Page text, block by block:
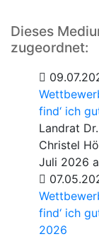
Dieses
zugeordnet:
find‘ ich
Landrat
Christel
Juli 2026
find‘ ich
2026